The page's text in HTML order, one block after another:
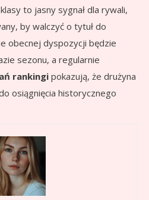
to jasny sygnał dla rywali,
by walczyć o tytuł do
obecnej dyspozycji będzie
sezonu, a regularnie
rankingipokazują, że drużyna
osiągnięcia historycznego